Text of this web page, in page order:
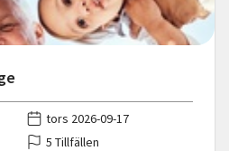
tors 2026-09-17
5 Tillfällen